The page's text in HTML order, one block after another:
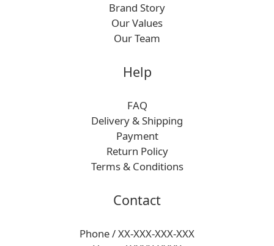
Brand Story
Our Values
Our Team
Help
FAQ
Delivery & Shipping
Payment
Return Policy
Terms & Conditions
Contact
Phone / XX-XXX-XXX-XXX